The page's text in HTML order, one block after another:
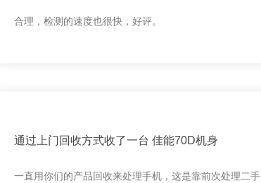
合理，检测的速度也很快，好评。
通过上门回收方式收了一台 佳能70D机身
一直用你们的产品回收来处理手机，这是靠前次处理二手